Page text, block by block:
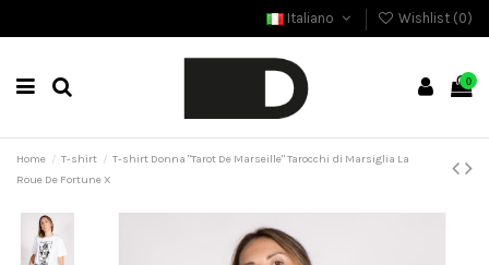
Italiano Wishlist (0)
0
Home T-shirt
T-shirt Donna "Tarot De Marseille" Tarocchi di Marsiglia La
Roue De Fortune X